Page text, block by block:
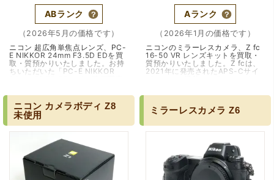
（大阪府大阪市）きれいにして頂いたうえで質入れ金額を
出していただいたのが初めてで感動しました。
ABランク
（2026年5月の価格です）
ニコン 超広角単焦点レンズ、PC-
E NIKKOR 24mm F3.5D EDを買
取・質預かりいたしました。お持
ちいただいた「PC-E NIKKOR
スペクティブコントロールレ…
（兵庫・伊丹市）
Aランク
（2026年1月の価格です）
ニコンのミラーレスカメラ、Z fc
16-50 VR レンズキットを買取・
質預かりいたしました。Z fcは、
2021年に発売されたAPS-Cサイ
デザイン性を重視し…（大阪市）
ニコン カメラボディ Z8
未使用
ミラーレスカメラ Z6